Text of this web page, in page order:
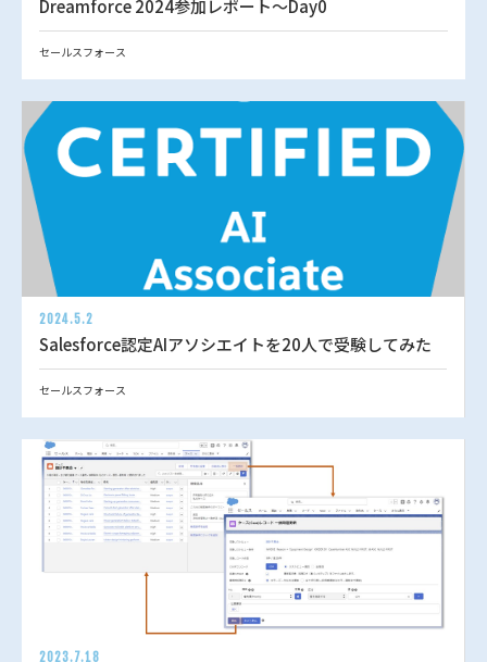
Dreamforce 2024参加レポート～Day0
セールスフォース
2024.5.2
Salesforce認定AIアソシエイトを20人で受験してみた
セールスフォース
2023.7.18